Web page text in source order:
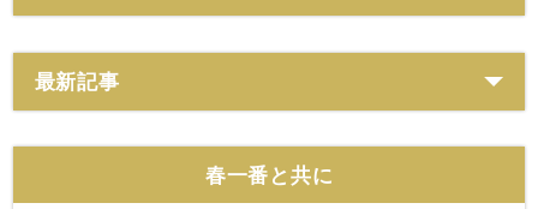
最新記事
春一番と共に